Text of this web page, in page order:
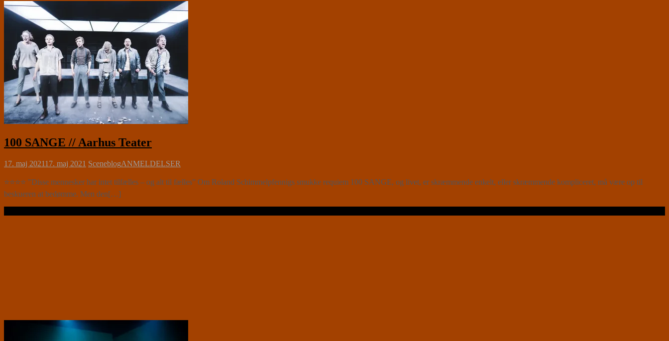
100 SANGE // Aarhus Teater
17. maj 202117. maj 2021 SceneblogANMELDELSER
⭐⭐⭐⭐ ”Disse mennesker har intet tilfælles – og alt til fælles” Om Roland Schimmelpfennigs smukke requiem 100 SANGE, og livet, er skræmmende enkelt, eller skræmmende kompliceret, må være op til
beskueren at bedømme. Men den[…]